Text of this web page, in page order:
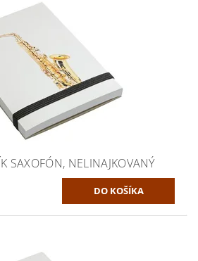
SAXOFÓN, NELINAJKOVANÝ